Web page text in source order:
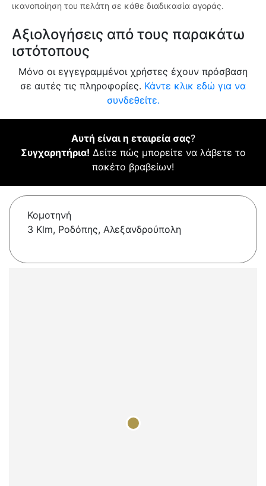
ικανοποίηση του πελάτη σε κάθε διαδικασία αγοράς.
Αξιολογήσεις από τους παρακάτω
ιστότοπους
Μόνο οι εγγεγραμμένοι χρήστες έχουν πρόσβαση
σε αυτές τις πληροφορίες. Κάντε κλικ εδώ για να
συνδεθείτε.
Αυτή είναι η εταιρεία σας?
Συγχαρητήρια! Δείτε πώς μπορείτε να λάβετε το
πακέτο βραβείων!
Κομοτηνή
3 Klm, Ροδόπης, Αλεξανδρούπολη